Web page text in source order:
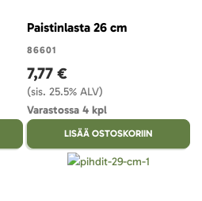
Paistinlasta 26 cm
86601
7,77 €
(sis. 25.5% ALV)
Varastossa 4 kpl
LISÄÄ OSTOSKORIIN